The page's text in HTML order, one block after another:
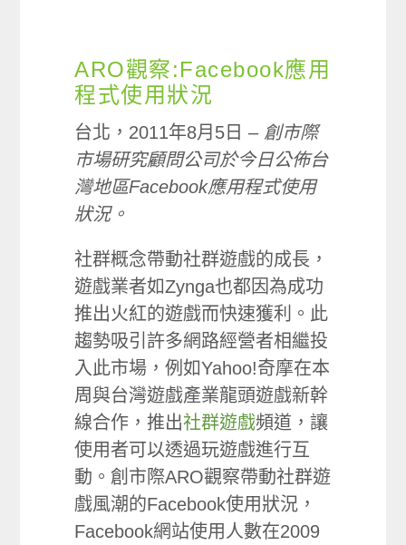
ARO觀察:Facebook應用
程式使用狀況
台北，2011年8月5日 – 創市際
市場研究顧問公司於今日公佈台
灣地區Facebook應用程式使用
狀況。
社群概念帶動社群遊戲的成長，
遊戲業者如Zynga也都因為成功
推出火紅的遊戲而快速獲利。此
趨勢吸引許多網路經營者相繼投
入此市場，例如Yahoo!奇摩在本
周與台灣遊戲產業龍頭遊戲新幹
線合作，推出社群遊戲頻道，讓
使用者可以透過玩遊戲進行互
動。創市際ARO觀察帶動社群遊
戲風潮的Facebook使用狀況，
Facebook網站使用人數在2009